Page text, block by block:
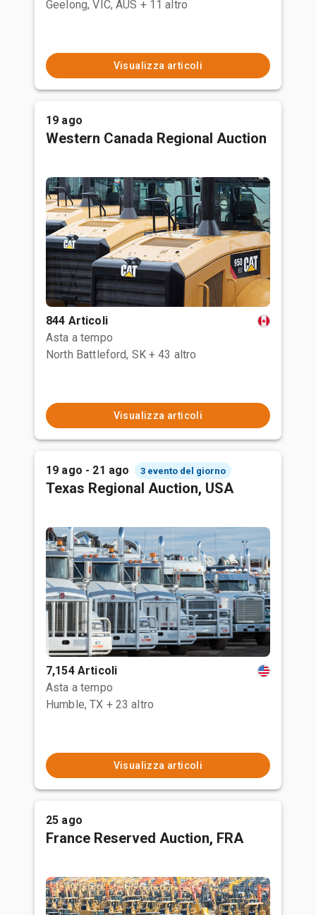
Geelong, VIC, AUS + 11 altro
Visualizza articoli
19 ago
Western Canada Regional Auction
844 Articoli
Asta a tempo
North Battleford, SK + 43 altro
Visualizza articoli
19 ago - 21 ago 3 evento del giorno
Texas Regional Auction, USA
7,154 Articoli
Asta a tempo
Humble, TX + 23 altro
Visualizza articoli
25 ago
France Reserved Auction, FRA